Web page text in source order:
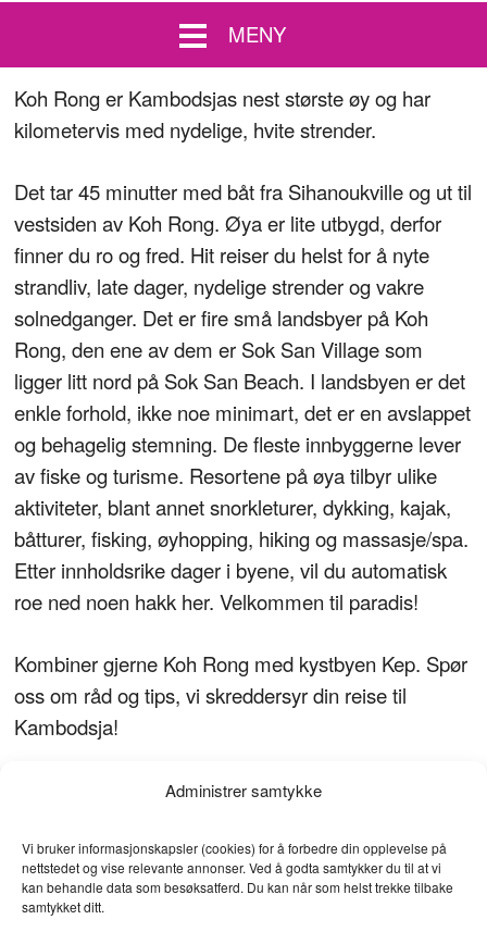
Administrer samtykke
Vi bruker informasjonskapsler (cookies) for å forbedre din opplevelse på
nettstedet og vise relevante annonser. Ved å godta samtykker du til at vi
kan behandle data som besøksatferd. Du kan når som helst trekke tilbake
samtykket ditt.
MENY
Koh Rong er Kambodsjas nest største øy og har
kilometervis med nydelige, hvite strender.
Det tar 45 minutter med båt fra Sihanoukville og ut til
vestsiden av Koh Rong. Øya er lite utbygd, derfor
finner du ro og fred. Hit reiser du helst for å nyte
strandliv, late dager, nydelige strender og vakre
solnedganger. Det er fire små landsbyer på Koh
Rong, den ene av dem er Sok San Village som
ligger litt nord på Sok San Beach. I landsbyen er det
enkle forhold, ikke noe minimart, det er en avslappet
og behagelig stemning. De fleste innbyggerne lever
av fiske og turisme. Resortene på øya tilbyr ulike
aktiviteter, blant annet snorkleturer, dykking, kajak,
båtturer, fisking, øyhopping, hiking og massasje/spa.
Etter innholdsrike dager i byene, vil du automatisk
roe ned noen hakk her. Velkommen til paradis!
Kombiner gjerne Koh Rong med kystbyen Kep. Spør
oss om råd og tips, vi skreddersyr din reise til
Kambodsja!